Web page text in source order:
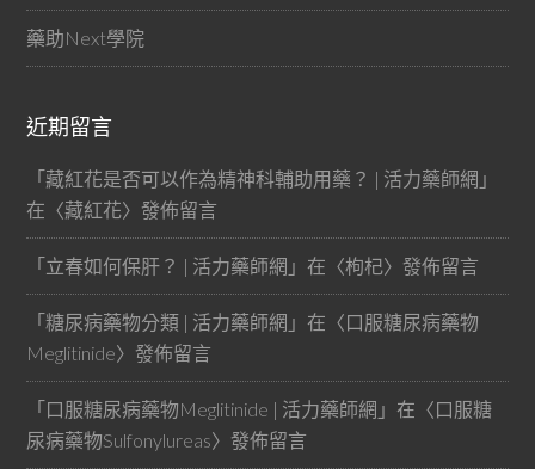
藥助Next學院
近期留言
「藏紅花是否可以作為精神科輔助用藥？ | 活力藥師網 」
在〈藏紅花〉發佈留言
「 立春如何保肝？ | 活力藥師網 」在〈枸杞〉發佈留言
「糖尿病藥物分類 | 活力藥師網 」在〈口服糖尿病藥物
Meglitinide〉發佈留言
「 口服糖尿病藥物Meglitinide | 活力藥師網 」在〈口服糖
尿病藥物Sulfonylureas〉發佈留言